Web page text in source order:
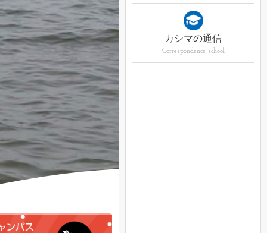
カシマの通信
Correspondence school